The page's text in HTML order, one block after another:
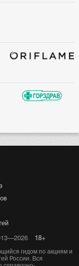
18+
гидом по акциям и
России. Вся